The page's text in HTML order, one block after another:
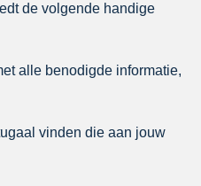
de volgende handige
alle benodigde informatie,
vinden die aan jouw